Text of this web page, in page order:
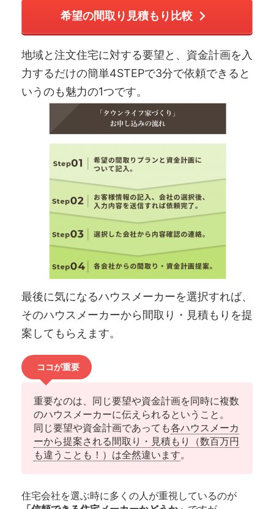
希望の間取り見積もり比較
地域と注文住宅に対する要望と、資金計画を入
力するだけの簡単4STEPで3分で依頼できると
いうのも魅力の1つです。
最後に気になるハウスメーカーを選択すれば、
そのハウスメーカーから間取り・見積もりを提
案してもらえます。
ココが重要
重要なのは、同じ要望や資金計画を同時に複数
のハウスメーカーに伝えられるということ。
同じ要望や資金計画であっても各ハウスメーカ
ーから提案される間取り・見積もり（数百万円
も違うことも！）は全然違います。
住宅会社を選ぶ時に多くの人が重視しているのが